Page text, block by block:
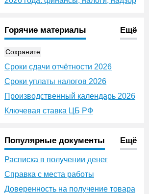
Горячие материалы Ещё
Сохраните
Сроки сдачи отчётности 2026
Сроки уплаты налогов 2026
Производственный календарь 2026
Ключевая ставка ЦБ РФ
Популярные документы Ещё
Расписка в получении денег
Справка с места работы
Доверенность на получение товара